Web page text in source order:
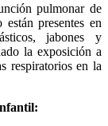
pulmonar de
presentes en
jabones y
la exposición a
respiratorios en la